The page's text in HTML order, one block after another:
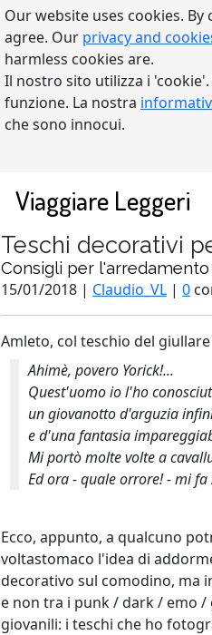
Our website uses cookies.
agree. Our privacy and
harmless cookies are.
Il nostro sito utilizza i
funzione. La nostra
che sono innocui.
Viaggiare Leggeri
Teschi decorativi
Consigli per
15/01/2018 | Claudio_VL | 0
Amleto, col teschio del
Ahimè, povero Yorick!...
Quest'uomo io l'ho
un giovanotto d'arguzia
e d'una fantasia
Mi portò molte volte a
Ed ora - quale orrore! - mi fa
Ecco, appunto, a qualcuno
voltastomaco l'idea di
decorativo sul comodino, ma
e non tra i punk / dark / emo
giovanili: i teschi che ho